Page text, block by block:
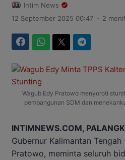
Intim News
12 September 2025 00:47 . 2
Wagub Edy Pratowo menyoroti
pembangunan SDM dan
INTIMNEWS.COM,
Gubernur Kalimantan
Pratowo, meminta seluruh